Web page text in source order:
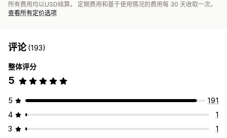
所有费用均以USD结算。 定期费用和基于使用情况的费用每 30 天收取一次。
查看所有定价选项
评论(193)
整体评分
5
5
191
4
1
3
1